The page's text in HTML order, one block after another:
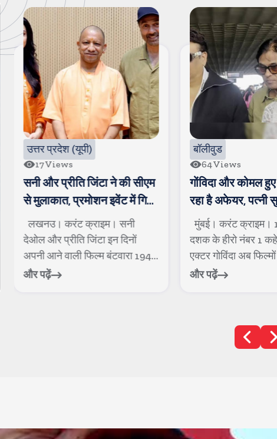
जिंटा ने की सीएम
प्रमोशन इवेंट में गिर
घायल
क्राइम। सनी
जिंटा इन दिनों
फिल्म बंटवारा 1947
गोंविदा और कोमल हुए स्पॉट, चल
रहा है अफेयर, पत्नी सुनीता से चल
रही है खटपट
मुंबई। करंट क्राइम। 1990 के
दशक के हीरो नंबर 1 कहे जाने वाले
एक्टर गोविंदा अब फिल्मों में भले...